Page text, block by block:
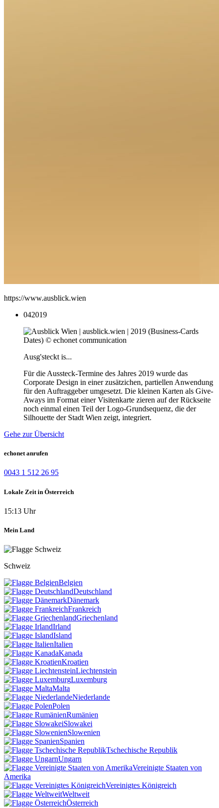
https://www.ausblick.wien
042019
Ausg'steckt is...
Für die Aussteck-Termine des Jahres 2019 wurde das
Corporate Design in einer zusätzichen, partiellen Anwendung
für den Auftraggeber umgesetzt. Die kleinen Karten als Give-
Aways im Format einer Visitenkarte zieren auf der Rückseite
noch einmal einen Teil der Logo-Grundsequenz, die der
Silhouette der Stadt Wien zeigt, integriert.
Gehe zur Übersicht
echonet anrufen
0043 1 512 26 95
Lokale Zeit in Österreich
15:13 Uhr
Mein Land
Schweiz
Belgien
Deutschland
Dänemark
Frankreich
Griechenland
Irland
Island
Italien
Kanada
Kroatien
Liechtenstein
Luxemburg
Malta
Niederlande
Polen
Rumänien
Slowakei
Slowenien
Spanien
Tschechische Republik
Ungarn
Vereinigte Staaten von
Amerika
Vereinigtes Königreich
Weltweit
Österreich